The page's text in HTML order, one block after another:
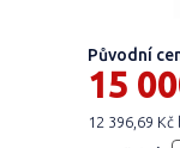
Původní
15
12 396,69 Kč